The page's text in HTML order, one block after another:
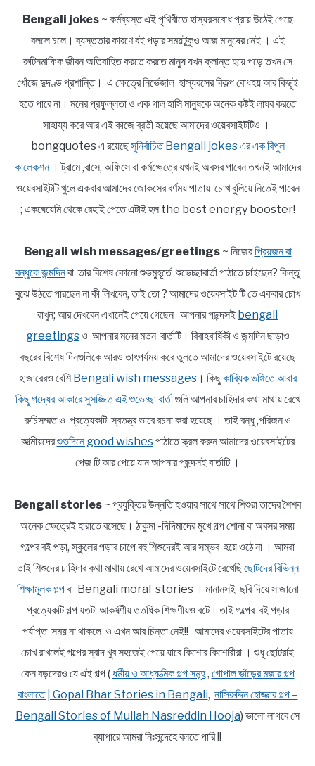
Bengali jokes~ কর্মব্যস্ত এই পৃথিবীতে হাস্যরসবোধ প্রায় উঠেই গেছে
বললে চলে। ব্যস্ততার কারণে বই পড়ার সময়টুকুও আজ মানুষের নেই । এই
রুটিনমাফিক জীবন অতিবাহিত করতে করতে মানুষ যখন ক্লান্ত হয়ে পড়ে তখন সে
খোঁজে দুদণ্ড প্রশান্তি। এ ক্ষেত্রে নির্ভেজাল হাস্যরসের বিকল্প বোধহয় আর কিছুই
হতে পারে না। মনের প্রফুল্লতা ও এক গাল হাসি মানুষকে অনেক কষ্টই লাঘব করতে
সাহায্য করে আর এই কাজে ব্রতী হয়েছে আমাদের ওয়েবসাইটটিও ।
bongquotes এ রয়েছেসুনির্বাচিত Bengali jokes এর এক বিপুল
কালেকশন। ট্রামে ,বাসে, অফিসে বা কর্মক্ষেত্রে যখনই অবসর পাবেন তখনই আমাদের
ওয়েবসাইটটি খুলে একবার আমাদের জোকসের বর্ণময় পাতায় চোখ বুলিয়ে নিতেই পারেন
; একঘেয়েমি থেকে রেহাই পেতে এটাই হল the best energy booster!
Bengali wish messages/greetings~ নিজেরপ্রিয়জন বা
বন্ধুকে জন্মদিনবা তার বিশেষ কোনো শুভমুহূর্তে শুভেচ্ছাবার্তা পাঠাতে চাইছেন? কিন্তু
বুঝে উঠতে পারছেন না কী লিখবেন, তাই তো ? আমাদের ওয়েবসাইট টি তে একবার চোখ
রাখুন; আর দেখবেন এখানেই পেয়ে গেছেন আপনার পছন্দসই bengali
greetingsও আপনার মনের মতন বার্তাটি। বিবাহবার্ষিকী ও জন্মদিন ছাড়াও
বছরের বিশেষ দিনগুলিকে আরও তাৎপর্যময় করে তুলতে আমাদের ওয়েবসাইটে রয়েছে
হাজারেরও বেশিBengali wish messages। কিছুকাব্যিক ভঙ্গিতে আবার
কিছু গদ্যের আকারে সুসজ্জিত এই শুভেচ্ছা বার্তাগুলি আপনার চাহিদার কথা মাথায় রেখে
রুচিসম্মত ও প্রত্যেকটি স্বতন্ত্র ভাবে রচনা করা হয়েছে । তাই বন্ধু ,পরিজন ও
আত্মীয়দেরশুভদিনে good wishesপাঠাতে স্ক্রল করুন আমাদের ওয়েবসাইটের
পেজ টি আর পেয়ে যান আপনার পছন্দসই বার্তাটি ।
Bengali stories ~ প্রযুক্তির উন্নতি হওয়ার সাথে সাথে শিশুরা তাদের শৈশব
অনেক ক্ষেত্রেই হারাতে বসেছে। ঠাকুমা -দিদিমাদের মুখে গল্প শোনা বা অবসর সময়
গল্পের বই পড়া, স্কুলের পড়ার চাপে বহু শিশুদেরই আর সম্ভব হয়ে ওঠে না । আমরা
তাই শিশুদের চাহিদার কথা মাথায় রেখে আমাদের ওয়েবসাইটে রেখেছিছোটদের বিভিন্ন
শিক্ষামূলক গল্পবা Bengali moral stories । মানানসই ছবি দিয়ে সাজানো
প্রত্যেকটি গল্প যতটা আকর্ষণীয় ততধিক শিক্ষণীয়ও বটে। তাই গল্পের বই পড়ার
পর্যাপ্ত সময় না থাকলে ও এখন আর চিন্তা নেই!! আমাদের ওয়েবসাইটের পাতায়
চোখ রাখলেই গল্পের স্বাদ খুব সহজেই পেয়ে যাবে কিশোর কিশোরীরা । শুধু ছোটরাই
কেন বড়দেরও যে এই গল্প ( ধর্মীয় ও আধ্যাত্মিক গল্প সমূহ, গোপাল ভাঁড়ের মজার গল্প
বাংলাতে | Gopal Bhar Stories in Bengali, নাসিরুদ্দিন হোজ্জার গল্প –
Bengali Stories of Mullah Nasreddin Hooja) ভালো লাগবে সে
ব্যাপারে আমরা নিঃসন্দেহে বলতে পারি !!